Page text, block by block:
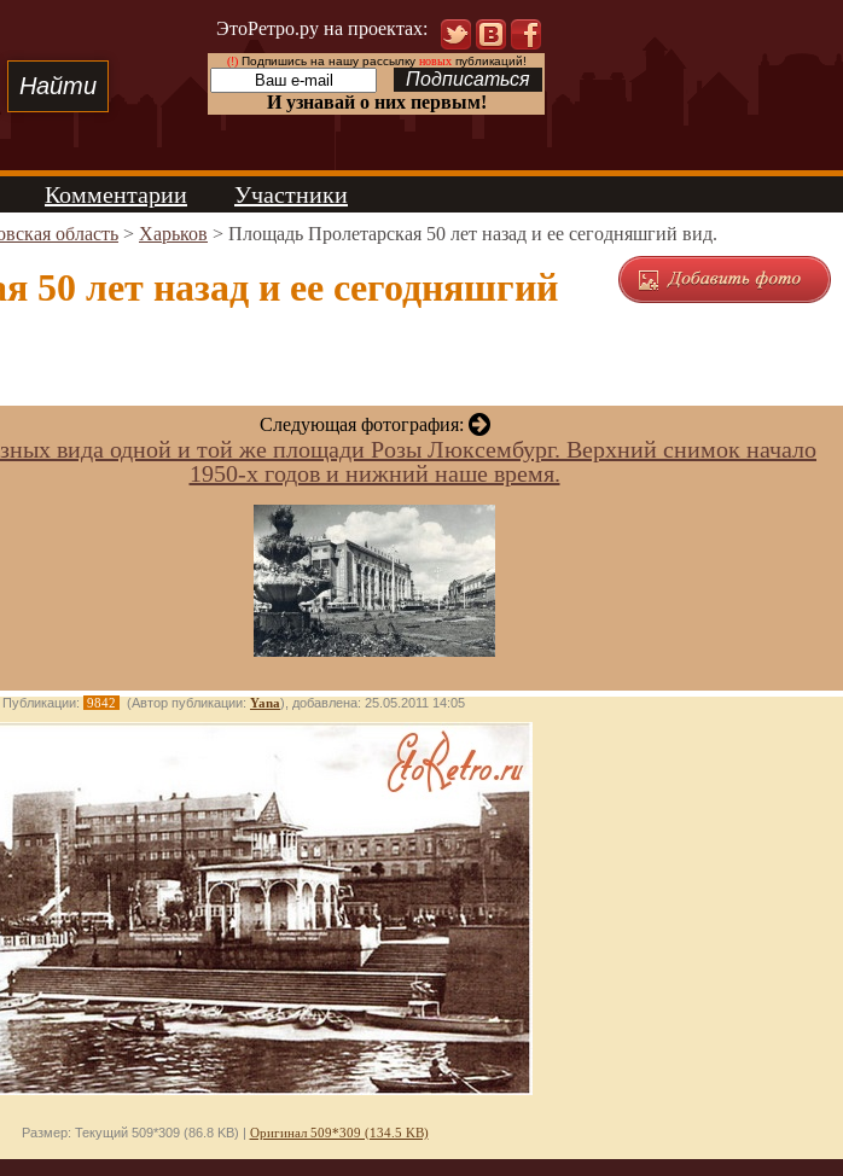
ЭтоРетро.ру на проектах:
(!)Подпишись на нашу рассылку новыхпубликаций!
И узнавай о них первым!
Комментарии Участники
область > Харьков > Площадь Пролетарская 50 лет назад и ее сегодняшгий вид.
лет назад и ее сегодняшгий
Следующая фотография:
вида одной и той же площади Розы Люксембург. Верхний снимок начало
1950-х годов и нижний наше время.
9842 (Автор публикации: Yana), добавлена: 25.05.2011 14:05
Размер: Текущий 509*309 (86.8 KB) | Оригинал 509*309 (134.5 KB)